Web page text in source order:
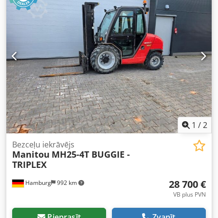
MC 25-2, MC25-4, MC 30-2 vai MC 30-4 ar divu vai četru
riteņu piedziņu. Sānu pārbīdītājs, 3. vārsts, darba
apgaismojums aizmugurē, darba apgaismojums priekšā,
daļēja kabīne, pilns brīvais pacēlums,
1 /2
Hamburg 992 km
Bezceļu iekrāvējs
Manitou MH25-4T BUGGIE -
TRIPLEX
28 700 €
VB plus PVN